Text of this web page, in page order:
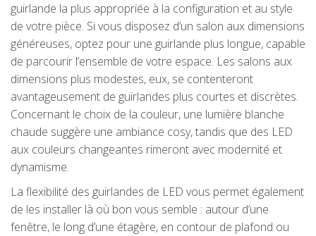
guirlande la plus appropriée à la configuration et au style
de votre pièce. Si vous disposez d’un salon aux dimensions
généreuses, optez pour une guirlande plus longue, capable
de parcourir l’ensemble de votre espace. Les salons aux
dimensions plus modestes, eux, se contenteront
avantageusement de guirlandes plus courtes et discrètes.
Concernant le choix de la couleur, une lumière blanche
chaude suggère une ambiance cosy, tandis que des LED
aux couleurs changeantes rimeront avec modernité et
dynamisme.
La flexibilité des guirlandes de LED vous permet également
de les installer là où bon vous semble : autour d’une
fenêtre, le long d’une étagère, en contour de plafond ou